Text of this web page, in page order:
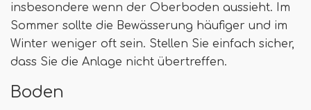
insbesondere wenn der Oberboden aussieht. Im
Sommer sollte die Bewässerung häufiger und im
Winter weniger oft sein. Stellen Sie einfach sicher,
dass Sie die Anlage nicht übertreffen.
Boden